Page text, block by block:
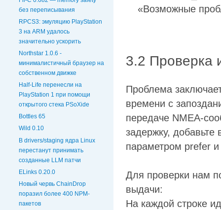
без переписывания
RPCS3: эмуляцию PlayStation
3 на ARM удалось
значительно ускорить
Northstar 1.0.6 -
минималистичный браузер на
собственном движке
Half-Life перенесли на
PlayStation 1 при помощи
открытого стека PSoXide
Bottles 65
Wild 0.10
В drivers/staging ядра Linux
перестанут принимать
созданные LLM патчи
ELinks 0.20.0
Новый червь ChainDrop
поразил более 400 NPM-
пакетов
«Возможные
3.2 Проверка
Проблема
времени с
передаче NMEA-
задержку,
параметром prefer и
Для проверки нам
выдачи:
На каждой строке